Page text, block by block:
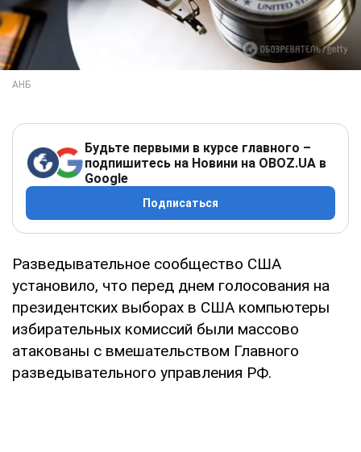
Будьте первыми в курсе главного –
подпишитесь на Новини на OBOZ.UA в
Google
Подписаться
Разведывательное сообщество США
установило, что перед днем голосования на
президентских выборах в США компьютеры
избирательных комиссий были массово
атакованы с вмешательством Главного
разведывательного управления РФ.